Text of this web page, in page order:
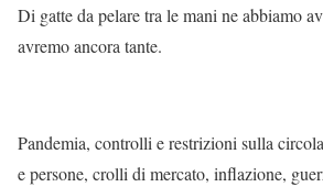
Di gatte dapelaretra le mani ne abbiamo
avremo ancora tante.
Pandemia, controlli e restrizioni sulla
e persone, crolli di mercato, inflazione,